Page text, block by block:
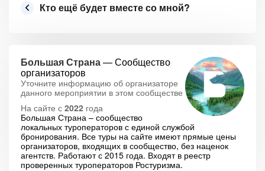
Кто ещё будет вместе со мной?
Большая Страна— Сообщество
организаторов
Уточните информацию об организаторе
данного мероприятии в этом сообществе
На сайте с 2022 года
Большая Страна – сообщество
локальных туроператоров с единой службой
бронирования. Все туры на сайте имеют прямые цены
организаторов, входящих в сообщество, без наценок
агентств. Работают с 2015 года. Входят в реестр
проверенных туроператоров Ростуризма.